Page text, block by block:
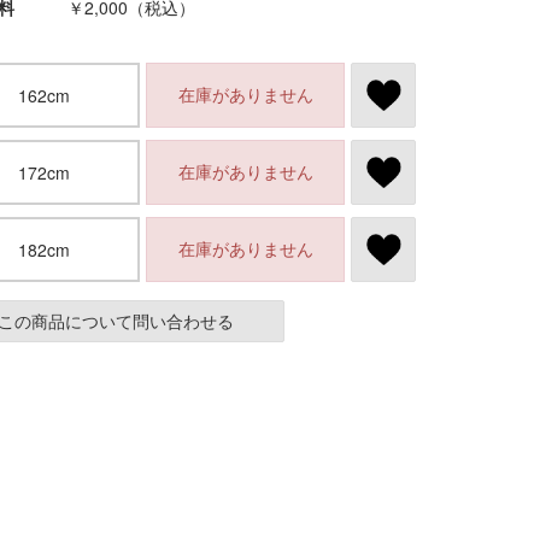
￥2,000（税込）
162cm 在庫がありません
172cm 在庫がありません
182cm 在庫がありません
の商品について問い合わせる